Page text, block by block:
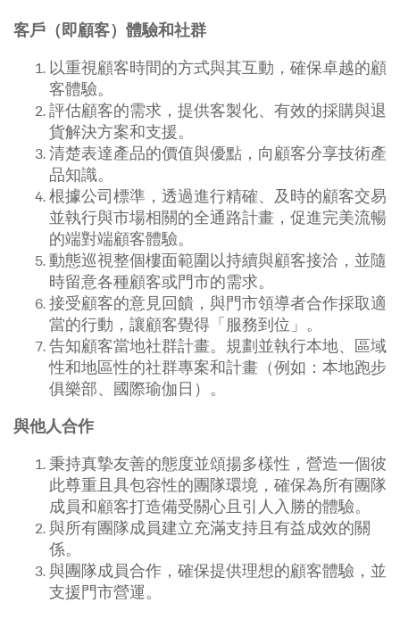
客戶（即顧客）體驗和社群
以重視顧客時間的方式與其互動，確保卓越的顧
客體驗。
評估顧客的需求，提供客製化、有效的採購與退
貨解決方案和支援。
清楚表達產品的價值與優點，向顧客分享技術產
品知識。
根據公司標準，透過進行精確、及時的顧客交易
並執行與市場相關的全通路計畫，促進完美流暢
的端對端顧客體驗。
動態巡視整個樓面範圍以持續與顧客接洽，並隨
時留意各種顧客或門市的需求。
接受顧客的意見回饋，與門市領導者合作採取適
當的行動，讓顧客覺得「服務到位」。
告知顧客當地社群計畫。規劃並執行本地、區域
性和地區性的社群專案和計畫（例如：本地跑步
俱樂部、國際瑜伽日）。
與他人合作
秉持真摯友善的態度並頌揚多樣性，營造一個彼
此尊重且具包容性的團隊環境，確保為所有團隊
成員和顧客打造備受關心且引人入勝的體驗。
與所有團隊成員建立充滿支持且有益成效的關
係。
與團隊成員合作，確保提供理想的顧客體驗，並
支援門市營運。